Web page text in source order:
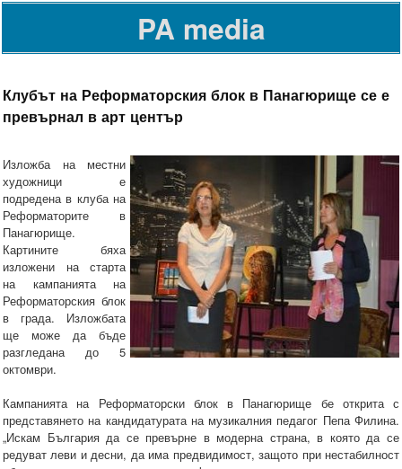
PA media
Клубът на Реформаторския блок в Панагюрище се е
превърнал в арт център
Изложба на местни
художници е
подредена в клуба на
Реформаторите в
Панагюрище.
Картините бяха
изложени на старта
на кампанията на
Реформаторския блок
в града. Изложбата
ще може да бъде
разгледана до 5
октомври.
Кампанията на Реформаторски блок в Панагюрище бе открита с
представянето на кандидатурата на музикалния педагог Пепа Филина.
„Искам България да се превърне в модерна страна, в която да се
редуват леви и десни, да има предвидимост, защото при нестабилност